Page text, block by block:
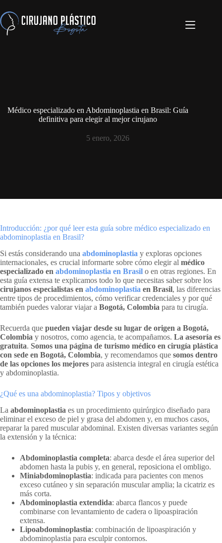
Médico especializado en Abdominoplastia en Brasil: Guía
definitiva para elegir al mejor cirujano
5 enero, 2026
Introducción: ¿por qué leer esta guía sobre médico especializado en
abdominoplastia en Brasil?
Si estás considerando una abdominoplastia y exploras opciones
internacionales, es crucial informarte sobre cómo elegir al médico
especializado en abdominoplastia en Brasil o en otras regiones. En
esta guía extensa te explicamos todo lo que necesitas saber sobre los
cirujanos especialistas en abdominoplastia en Brasil, las diferencias
entre tipos de procedimientos, cómo verificar credenciales y por qué
también puedes valorar viajar a Bogotá, Colombia para tu cirugía.
Recuerda que pueden viajar desde su lugar de origen a Bogotá,
Colombia y nosotros, como agencia, te acompañamos. La asesoría es
gratuita. Somos una página de turismo médico en cirugía plástica
con sede en Bogotá, Colombia, y recomendamos que somos dentro
de las opciones los mejores para asistencia integral en cirugía estética
y abdominoplastia.
¿Qué es una abdominoplastia? Tipos y objetivos
La abdominoplastia es un procedimiento quirúrgico diseñado para
eliminar el exceso de piel y grasa del abdomen y, en muchos casos,
reparar la pared muscular abdominal. Existen diversas variantes según
la extensión y la técnica:
Abdominoplastia completa: abarca desde el área superior del
abdomen hasta la pubis y, en general, reposiciona el ombligo.
Miniabdominoplastia: indicada para pacientes con menos
exceso cutáneo y sin separación muscular amplia; la cicatriz es
más corta.
Abdominoplastia extendida: abarca flancos y puede
combinarse con levantamiento de cadera o lipoaspiración
extensa.
Lipoabdominoplastia: combinación de lipoaspiración y
abdominoplastia para esculpir contornos.